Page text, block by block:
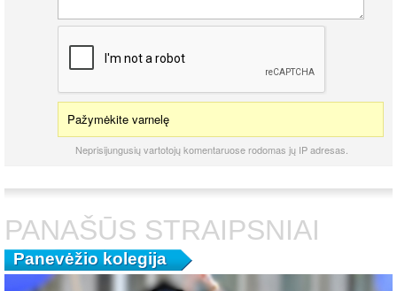
Pažymėkite varnelę
Neprisijungusių vartotojų komentaruose rodomas jų IP adresas.
PANAŠŪS STRAIPSNIAI
Panevėžio kolegija